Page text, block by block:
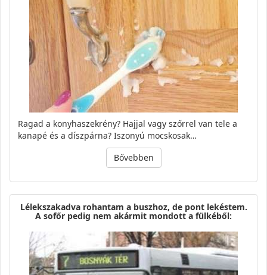
Ragad a konyhaszekrény? Hajjal vagy szőrrel van tele a
kanapé és a díszpárna? Iszonyú mocskosak…
Bővebben
Lélekszakadva rohantam a buszhoz, de pont lekéstem.
A sofőr pedig nem akármit mondott a fülkéből: